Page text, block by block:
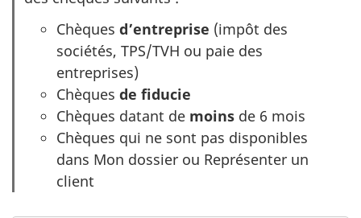
Chèques d’entreprise (impôt des
sociétés, TPS/TVH ou paie des
entreprises)
Chèques de fiducie
Chèques datant de moins de 6 mois
Chèques qui ne sont pas disponibles
dans Mon dossier ou Représenter un
client